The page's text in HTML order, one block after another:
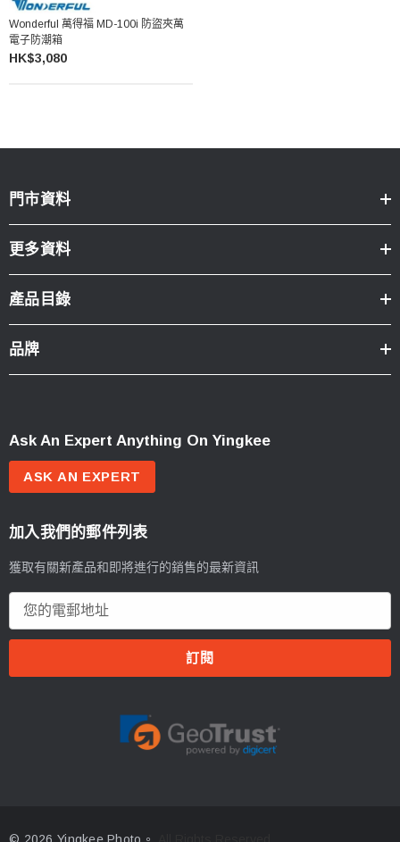
Wonderful 萬得福 MD-100i 防盜夾萬
電子防潮箱
HK$3,080
門市資料
更多資料
產品目錄
品牌
Ask An Expert Anything On Yingkee
ASK AN EXPERT
加入我們的郵件列表
獲取有關新產品和即將進行的銷售的最新資訊
郵
© 2026 Yingkee Photo。